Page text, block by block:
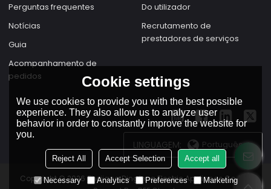
Perguntas frequentes
Notícias
Guia
Acompanhamento de
pedidos
Do utilizador
Recrutamento de
prestadores de serviços
LINGUAGEM: Português
Copyright © 2026 Zhejiang Dingfeng Electric Appliance Co.,Ltd.
Cookie settings
We use cookies to provide you with the best possible
experience. They also allow us to analyze user
behavior in order to constantly improve the website for
you.
Reject All Accept Selection Accept all
Necessary Analytics Preferences Marketing